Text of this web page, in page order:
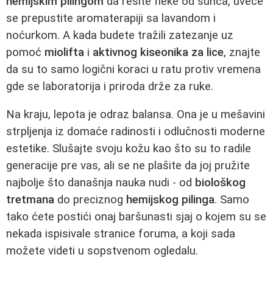
se prepustite aromaterapiji sa lavandom i
noćurkom. A kada budete tražili zatezanje uz
pomoć miolifta i aktivnog kiseonika za lice, znajte
da su to samo logični koraci u ratu protiv vremena
gde se laboratorija i priroda drže za ruke.
Na kraju, lepota je odraz balansa. Ona je u mešavini
strpljenja iz domaće radinosti i odlučnosti moderne
estetike. Slušajte svoju kožu kao što su to radile
generacije pre vas, ali se ne plašite da joj pružite
najbolje što današnja nauka nudi - od biološkog
tretmana do preciznog hemijskog pilinga. Samo
tako ćete postići onaj baršunasti sjaj o kojem su se
nekada ispisivale stranice foruma, a koji sada
možete videti u sopstvenom ogledalu.